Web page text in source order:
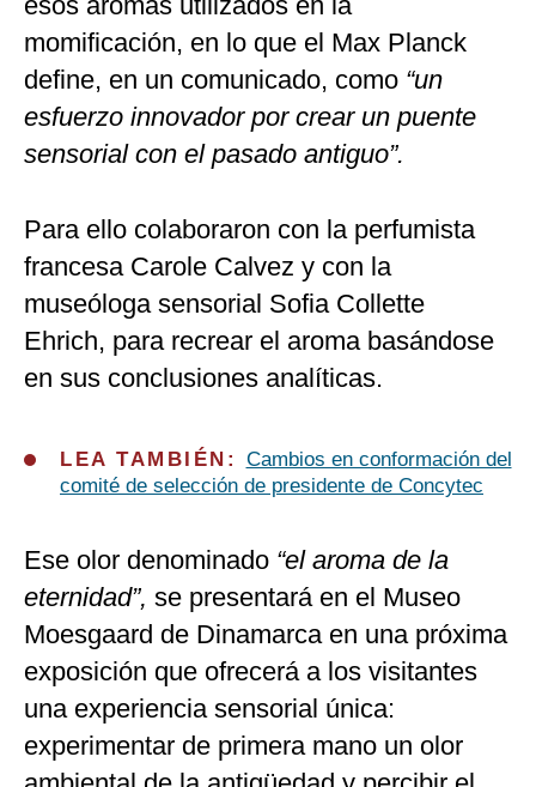
momificación, en lo que el Max Planck
define, en un comunicado, como “un
esfuerzo innovador por crear un puente
sensorial con el pasado antiguo”.
Para ello colaboraron con la perfumista
francesa Carole Calvez y con la
museóloga sensorial Sofia Collette
Ehrich, para recrear el aroma basándose
en sus conclusiones analíticas.
LEA TAMBIÉN: Cambios en conformación del
comité de selección de presidente de Concytec
Ese olor denominado “el aroma de la
eternidad”, se presentará en el Museo
Moesgaard de Dinamarca en una próxima
exposición que ofrecerá a los visitantes
una experiencia sensorial única:
experimentar de primera mano un olor